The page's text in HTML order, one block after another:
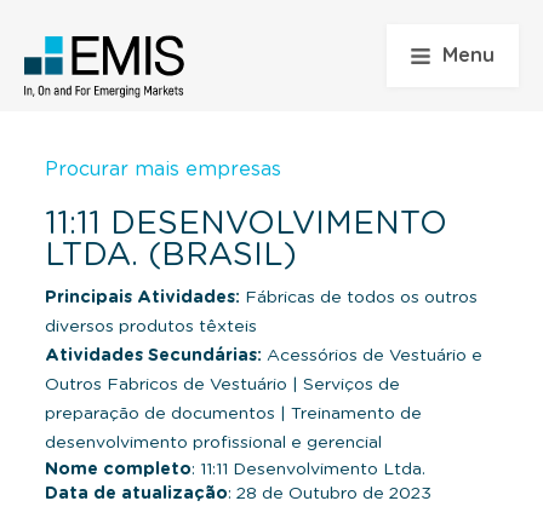
Menu
Procurar mais empresas
11:11 DESENVOLVIMENTO
LTDA. (BRASIL)
Principais Atividades: Fábricas de todos os outros
diversos produtos têxteis
Atividades Secundárias: Acessórios de Vestuário e
Outros Fabricos de Vestuário
Serviços de
preparação de documentos
Treinamento de
desenvolvimento profissional e gerencial
Nome completo: 11:11 Desenvolvimento Ltda.
Data de atualização: 28 de Outubro de 2023